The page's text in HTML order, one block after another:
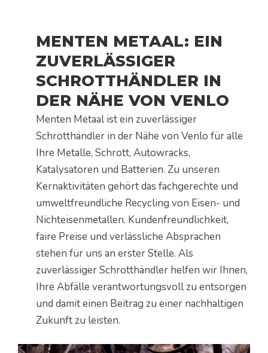
MENTEN METAAL: EIN
ZUVERLÄSSIGER
SCHROTTHÄNDLER IN
DER NÄHE VON VENLO
Menten Metaal ist ein zuverlässiger
Schrotthändler in der Nähe von Venlo für alle
Ihre Metalle, Schrott, Autowracks,
Katalysatoren und Batterien. Zu unseren
Kernaktivitäten gehört das fachgerechte und
umweltfreundliche Recycling von Eisen- und
Nichteisenmetallen. Kundenfreundlichkeit,
faire Preise und verlässliche Absprachen
stehen für uns an erster Stelle. Als
zuverlässiger Schrotthändler helfen wir Ihnen,
Ihre Abfälle verantwortungsvoll zu entsorgen
und damit einen Beitrag zu einer nachhaltigen
Zukunft zu leisten.